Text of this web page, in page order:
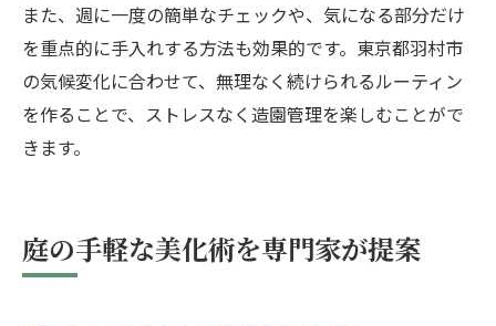
また、週に一度の簡単なチェックや、気になる部分だけ
を重点的に手入れする方法も効果的です。東京都羽村市
の気候変化に合わせて、無理なく続けられるルーティン
を作ることで、ストレスなく造園管理を楽しむことがで
きます。
庭の手軽な美化術を専門家が提案